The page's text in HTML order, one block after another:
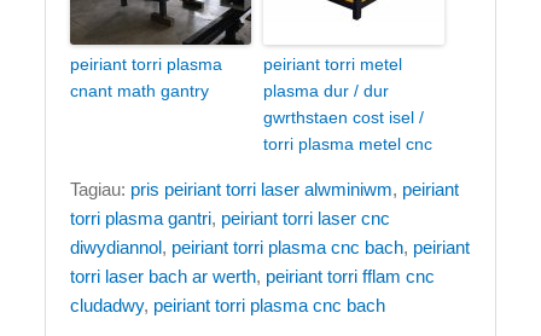
peiriant torri plasma
cnant math gantry
peiriant torri metel
plasma dur / dur
gwrthstaen cost isel /
torri plasma metel cnc
Tagiau: pris peiriant torri laser alwminiwm, peiriant
torri plasma gantri, peiriant torri laser cnc
diwydiannol, peiriant torri plasma cnc bach, peiriant
torri laser bach ar werth, peiriant torri fflam cnc
cludadwy, peiriant torri plasma cnc bach